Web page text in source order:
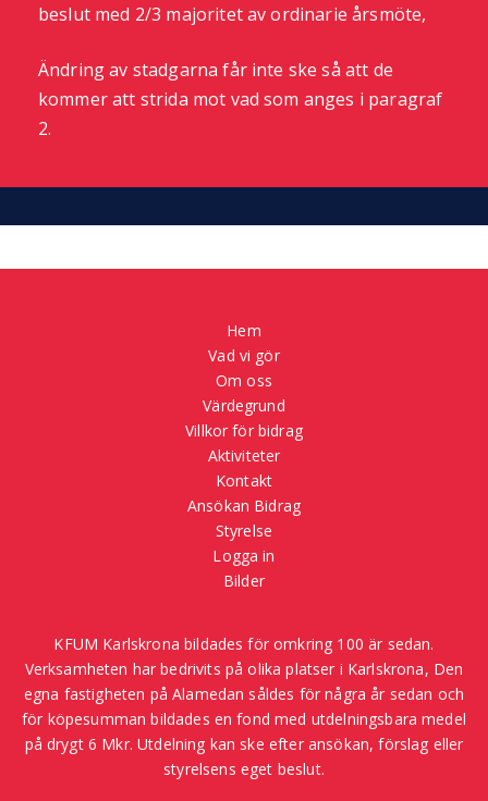
beslut med 2/3 majoritet av ordinarie årsmöte,
Ändring av stadgarna får inte ske så att de
kommer att strida mot vad som anges i paragraf
2.
Hem
Vad vi gör
Om oss
Värdegrund
Villkor för bidrag
Aktiviteter
Kontakt
Ansökan Bidrag
Styrelse
Logga in
Bilder
KFUM Karlskrona bildades för omkring 100 är sedan.
Verksamheten har bedrivits på olika platser i Karlskrona, Den
egna fastigheten på Alamedan såldes för några år sedan och
för köpesumman bildades en fond med utdelningsbara medel
på drygt 6 Mkr. Utdelning kan ske efter ansökan, förslag eller
styrelsens eget beslut.